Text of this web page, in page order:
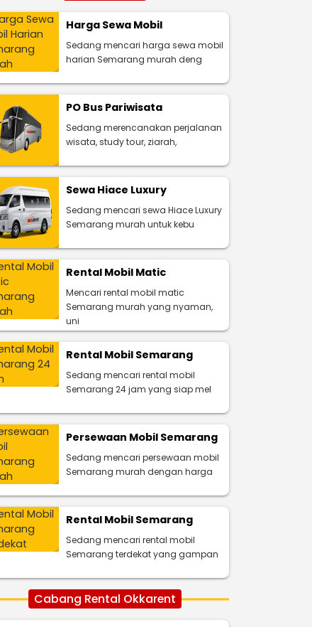
Harga Sewa Mobil
Sedang mencari harga sewa mobil
harian Semarang murah deng
PO Bus Pariwisata
Sedang merencanakan perjalanan
wisata, study tour, ziarah,
Sewa Hiace Luxury
Sedang mencari sewa Hiace Luxury
Semarang murah untuk kebu
Rental Mobil Matic
Mencari rental mobil matic
Semarang murah yang nyaman,
uni
Rental Mobil Semarang
Sedang mencari rental mobil
Semarang 24 jam yang siap mel
Persewaan Mobil Semarang
Sedang mencari persewaan mobil
Semarang murah dengan harga
Rental Mobil Semarang
Sedang mencari rental mobil
Semarang terdekat yang gampan
Cabang Rental Okkarent